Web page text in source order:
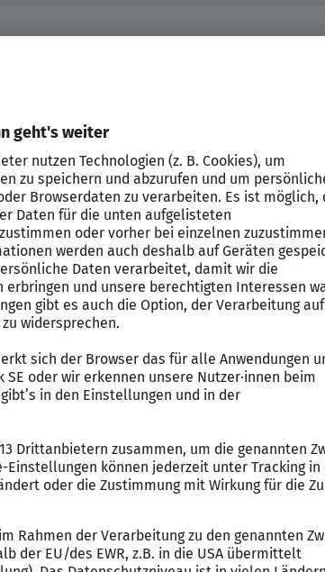
Infrastrukturprojekten
und technischen Berichten
Behörden und Projektbeteiligten
Qualität, Kosten und Terminen
bei Vertragsmanagement
über alle Leistungsphasen hinweg
Standards und Planungsmethoden
mit unserer Urban Sports Club-
Rabatte durch unser Corporate Benefits-
und 30 +1 Urlaubstage, um